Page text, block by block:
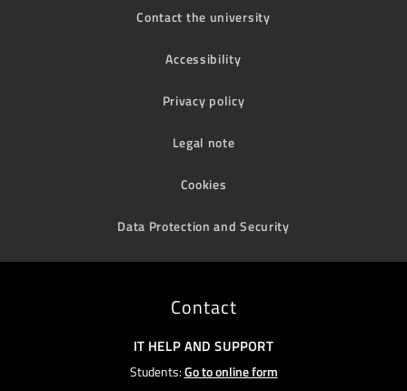
Contact the university
Accessibility
Privacy policy
Legal note
Cookies
Data Protection and Security
Contact
IT HELP AND SUPPORT
Students:Go to online form